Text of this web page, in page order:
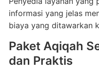
informasi yang jelas
biaya yang ditawarkan
Paket Aqiqah
dan Praktis